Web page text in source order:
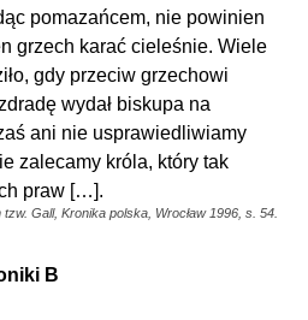
pomazańcem, nie powinien
grzech karać cieleśnie. Wiele
gdy przeciw grzechowi
wydał biskupa na
ani nie usprawiedliwiamy
zalecamy króla, który tak
praw […].
tzw. Gall, Kronika polska, Wrocław 1996, s. 54.
B